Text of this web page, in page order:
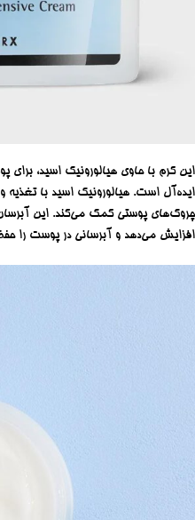
این کرم با حاوی هیالورونیک اسید،
ایده‌آل است. هیالورونیک اسید با
چروک‌های پوستی کمک می‌کند. این
افزایش می‌دهد و آبرسانی در پوست را